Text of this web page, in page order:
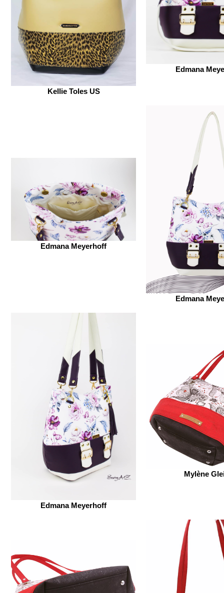
Kellie Toles US
Edmana
Edmana Meyerhoff
Edmana
Edmana Meyerhoff
Mylène